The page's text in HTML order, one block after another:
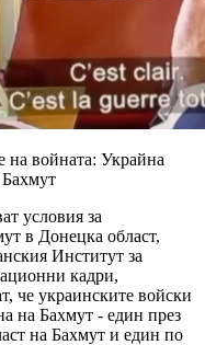
на войната: Украйна
Бахмут
условия за
в Донецка област,
Институт за
кадри,
че украинските войски
на Бахмут - един през
на Бахмут и един по